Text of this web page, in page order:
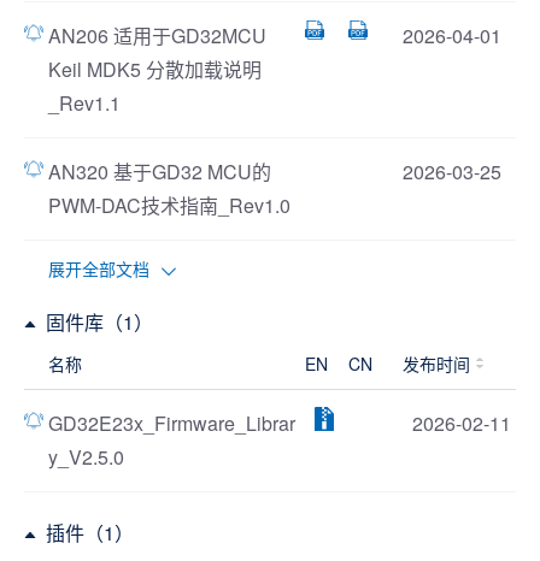
AN206 适用于GD32MCU
Keil MDK5 分散加载说明
_Rev1.1
2026-04-01
AN320 基于GD32 MCU的
PWM-DAC技术指南_Rev1.0
2026-03-25
展开全部文档
固件库（1）
名称 EN CN 发布时间
GD32E23x_Firmware_Librar
y_V2.5.0
2026-02-11
插件（1）